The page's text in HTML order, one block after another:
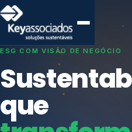
SISTEMAS DE GESTÃO
protege seu